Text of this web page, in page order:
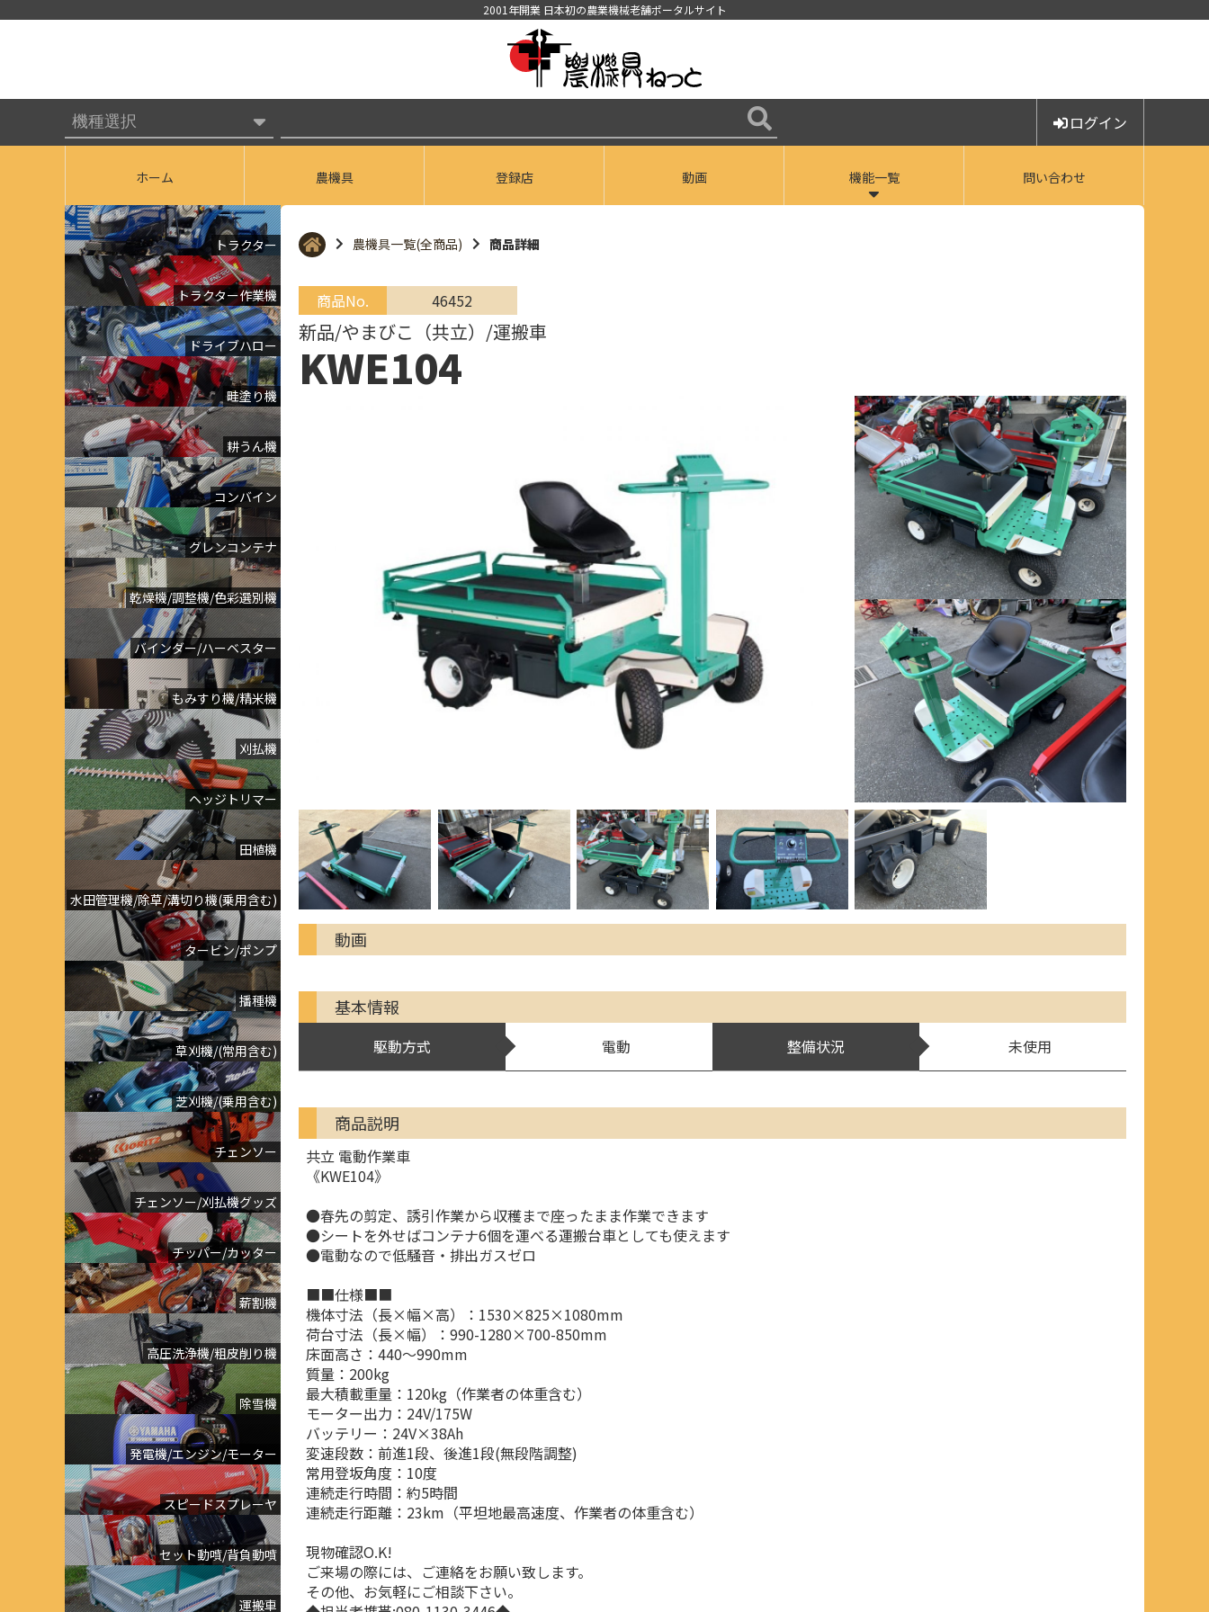
2001年開業 日本初の農業機械老舗ポータルサイト
ログイン
ホーム 農機具 登録店 動画 機能一覧 問い合わせ
トラクター
トラクター作業機
ドライブハロー
畦塗り機
耕うん機
コンバイン
グレンコンテナ
乾燥機/調整機/色彩選別機
バインダー/ハーベスター
もみすり機/精米機
刈払機
ヘッジトリマー
田植機
水田管理機/除草/溝切り機(乗用含む)
タービン/ポンプ
播種機
草刈機/(常用含む)
芝刈機/(乗用含む)
チェンソー
チェンソー/刈払機グッズ
チッパー/カッター
薪割機
高圧洗浄機/粗皮削り機
除雪機
発電機/エンジン/モーター
スピードスプレーヤ
セット動噴/背負動噴
運搬車
農機具一覧(全商品) 商品詳細
商品No. 46452
新品/やまびこ（共立）/運搬車
KWE104
動画
基本情報
駆動方式 電動 整備状況 未使用
商品説明
共立 電動作業車
《KWE104》
●春先の剪定、誘引作業から収穫まで座ったまま作業できます
●シートを外せばコンテナ6個を運べる運搬台車としても使えます
●電動なので低騒音・排出ガスゼロ
■■仕様■■
機体寸法（長×幅×高）：1530×825×1080mm
荷台寸法（長×幅）：990-1280×700-850mm
床面高さ：440～990mm
質量：200kg
最大積載重量：120kg（作業者の体重含む）
モーター出力：24V/175W
バッテリー：24V×38Ah
変速段数：前進1段、後進1段(無段階調整)
常用登坂角度：10度
連続走行時間：約5時間
連続走行距離：23km（平坦地最高速度、作業者の体重含む）
現物確認O.K!
ご来場の際には、ご連絡をお願い致します。
その他、お気軽にご相談下さい。